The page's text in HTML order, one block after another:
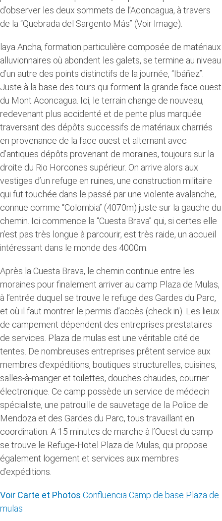
d’observer les deux sommets de l’Aconcagua, à travers
de la “Quebrada del Sargento Más” (Voir Image).
laya Ancha, formation particulière composée de matériaux
alluvionnaires où abondent les galets, se termine au niveau
d’un autre des points distinctifs de la journée, “Ibáñez”.
Juste à la base des tours qui forment la grande face ouest
du Mont Aconcagua. Ici, le terrain change de nouveau,
redevenant plus accidenté et de pente plus marquée
traversant des dépôts successifs de matériaux charriés
en provenance de la face ouest et alternant avec
d’antiques dépôts provenant de moraines, toujours sur la
droite du Rio Horcones supérieur. On arrive alors aux
vestiges d’un refuge en ruines, une construction militaire
qui fut touchée dans le passé par une violente avalanche,
connue comme “Colombia” (4070m) juste sur la gauche du
chemin. Ici commence la “Cuesta Brava” qui, si certes elle
n’est pas très longue à parcourir, est très raide, un accueil
intéressant dans le monde des 4000m.
Après la Cuesta Brava, le chemin continue entre les
moraines pour finalement arriver au camp Plaza de Mulas,
à l’entrée duquel se trouve le refuge des Gardes du Parc,
et où il faut montrer le permis d’accès (check in). Les lieux
de campement dépendent des entreprises prestataires
de services. Plaza de mulas est une véritable cité de
tentes. De nombreuses entreprises prêtent service aux
membres d’expéditions, boutiques structurelles, cuisines,
salles-à-manger et toilettes, douches chaudes, courrier
électronique. Ce camp possède un service de médecin
spécialiste, une patrouille de sauvetage de la Police de
Mendoza et des Gardes du Parc, tous travaillant en
coordination. A 15 minutes de marche à l’Ouest du camp
se trouve le Refuge-Hotel Plaza de Mulas, qui propose
également logement et services aux membres
d’expéditions.
Voir Carte et Photos Confluencia Camp de base Plaza de
mulas